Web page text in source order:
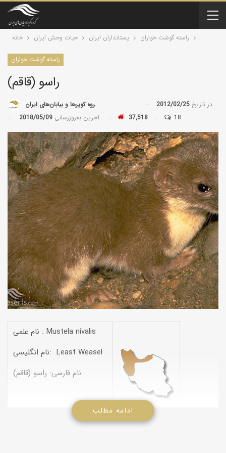
خانه حیات وحش ایران پستانداران ايران راسته گوشت خواران
راسته گوشت خواران
راسو (قاقم)
توسط گروه کویرها و بیابان‌های ایران در تاریخ 2012/02/25
آخرین به‌روزرسانی 2018/05/09 37,518 18
نام علمی : Mustela nivalis
نام انگلیسی: Least Weasel
نام فارسی: راسو (قاقم)
ادامه مطلب